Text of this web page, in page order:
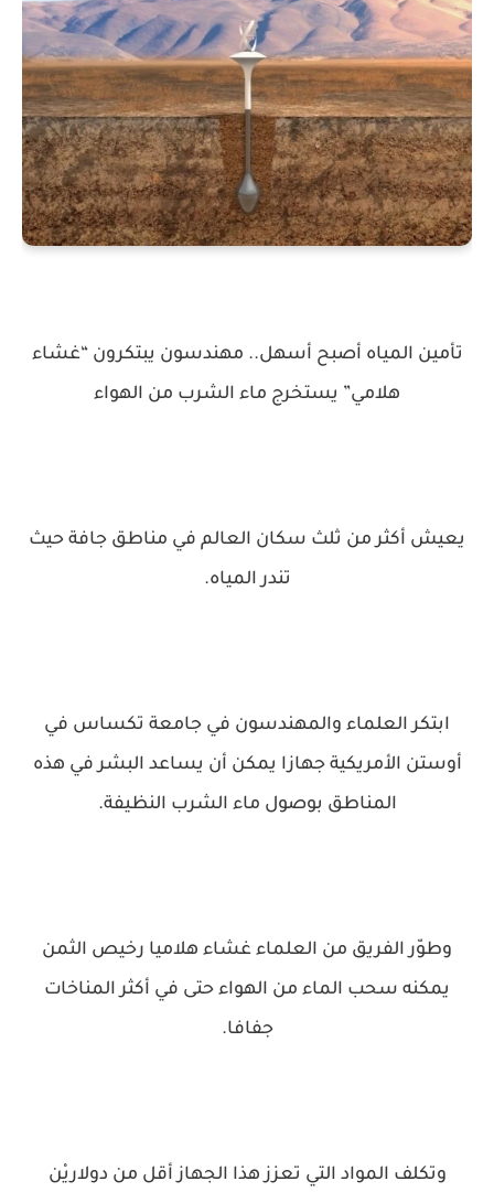
تأمين المياه أصبح أسهل.. مهندسون يبتكرون “غشاء
هلامي” يستخرج ماء الشرب من الهواء
يعيش أكثر من ثلث سكان العالم في مناطق جافة حيث
تندر المياه.
ابتكر العلماء والمهندسون في جامعة تكساس في
أوستن الأمريكية جهازا يمكن أن يساعد البشر في هذه
المناطق بوصول ماء الشرب النظيفة.
وطوّر الفريق من العلماء غشاء هلاميا رخيص الثمن
يمكنه سحب الماء من الهواء حتى في أكثر المناخات
جفافا.
وتكلف المواد التي تعزز هذا الجهاز أقل من دولاريْن